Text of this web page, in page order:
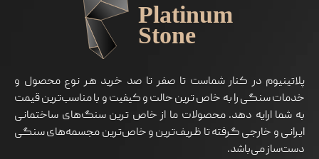
پلاتینیوم در کنار شماست تا صفر تا صد خرید هر نوع محصول و
خدمات سنگی را به خاص ترین حالت و کیفیت و با مناسب‌ترین قیمت
به شما ارايه دهد. محصولات ما از خاص ترین سنگ‌های ساختمانی
ایرانی و خارجی گرفته تا ظریف‌ترین و خاص‌ترین مجسمه‌های سنگی
دست‌ساز می‌باشد.